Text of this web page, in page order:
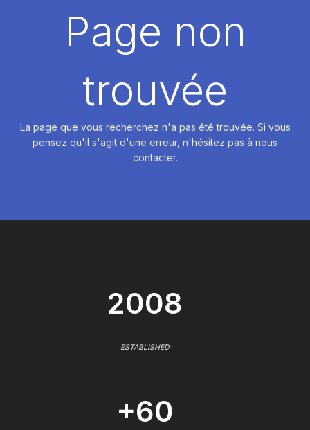
DÉMARRER
Page non
trouvée
La page que vous recherchez n'a pas été trouvée. Si vous
pensez qu'il s'agit d'une erreur, n'hésitez pas à nous
contacter.
2008
ESTABLISHED
+60